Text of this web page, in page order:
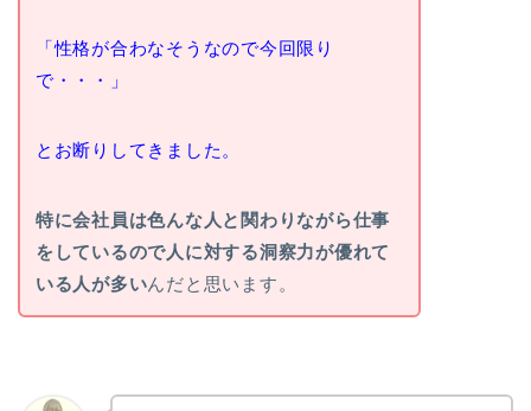
「性格が合わなそうなので今回限り
で・・・」
とお断りしてきました。
特に会社員は色んな人と関わりながら仕事
をしているので人に対する洞察力が優れて
いる人が多いんだと思います。